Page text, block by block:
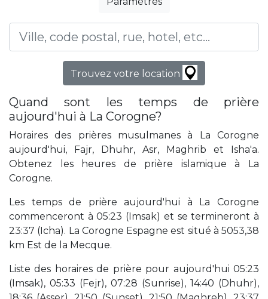
Trouvez votre location
Quand sont les temps de prière
aujourd'hui à La Corogne?
Horaires des prières musulmanes à La Corogne
aujourd'hui, Fajr, Dhuhr, Asr, Maghrib et Isha'a.
Obtenez les heures de prière islamique à La
Corogne.
Les temps de prière aujourd'hui à La Corogne
commenceront à 05:23 (Imsak) et se termineront à
23:37 (Icha). La Corogne Espagne est situé à 5053,38
km Est de la Mecque.
Liste des horaires de prière pour aujourd'hui 05:23
(Imsak), 05:33 (Fejr), 07:28 (Sunrise), 14:40 (Dhuhr),